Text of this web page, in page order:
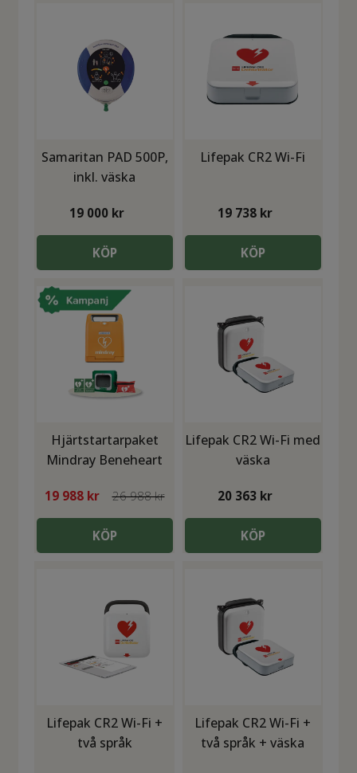
Samaritan PAD 500P,
inkl. väska
19 000 kr
KÖP
Lifepak CR2 Wi-Fi
19 738 kr
KÖP
Hjärtstartarpaket
Mindray Beneheart
värmeskåp
19 988 kr 26 988 kr
KÖP
Lifepak CR2 Wi-Fi med
väska
20 363 kr
KÖP
Lifepak CR2 Wi-Fi +
två språk
Lifepak CR2 Wi-Fi +
två språk + väska